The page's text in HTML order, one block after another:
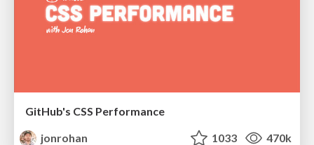
GitHub's CSS Performance
jonrohan
1033 470k